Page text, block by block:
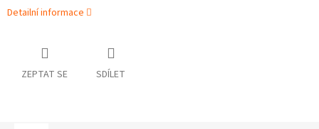
Detailní informace
ZEPTAT SE SDÍLET